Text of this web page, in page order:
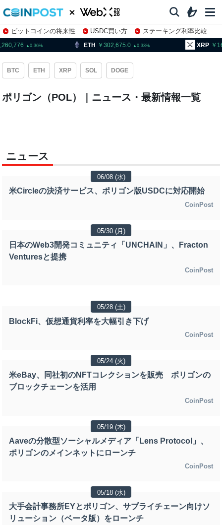
ビットコインの将来性 USDC買い方
ステーキング利率比較
株特集・関連銘柄
0.36 ETH 302,675.0 0.33 XRP
BTC ETH XRP SOL DOGE
ポリゴン（POL）｜ニュース・最新情報一覧
ニュース
06/08 (水)
米Circleの決済サービス、ポリゴン版USDCに対応開始
CoinPost
05/30 (月)
日本のWeb3開発コミュニティ「UNCHAIN」、Fracton
Venturesと提携
CoinPost
05/28 (土)
BlockFi、仮想通貨利率を大幅引き下げ
CoinPost
05/24 (火)
米eBay、同社初のNFTコレクションを販売 ポリゴンの
ブロックチェーンを活用
CoinPost
05/19 (木)
Aaveの分散型ソーシャルメディア「Lens Protocol」、
ポリゴンのメインネットにローンチ
CoinPost
05/18 (水)
大手会計事務所EYとポリゴン、サプライチェーン向けソ
リューション（ベータ版）をローンチ